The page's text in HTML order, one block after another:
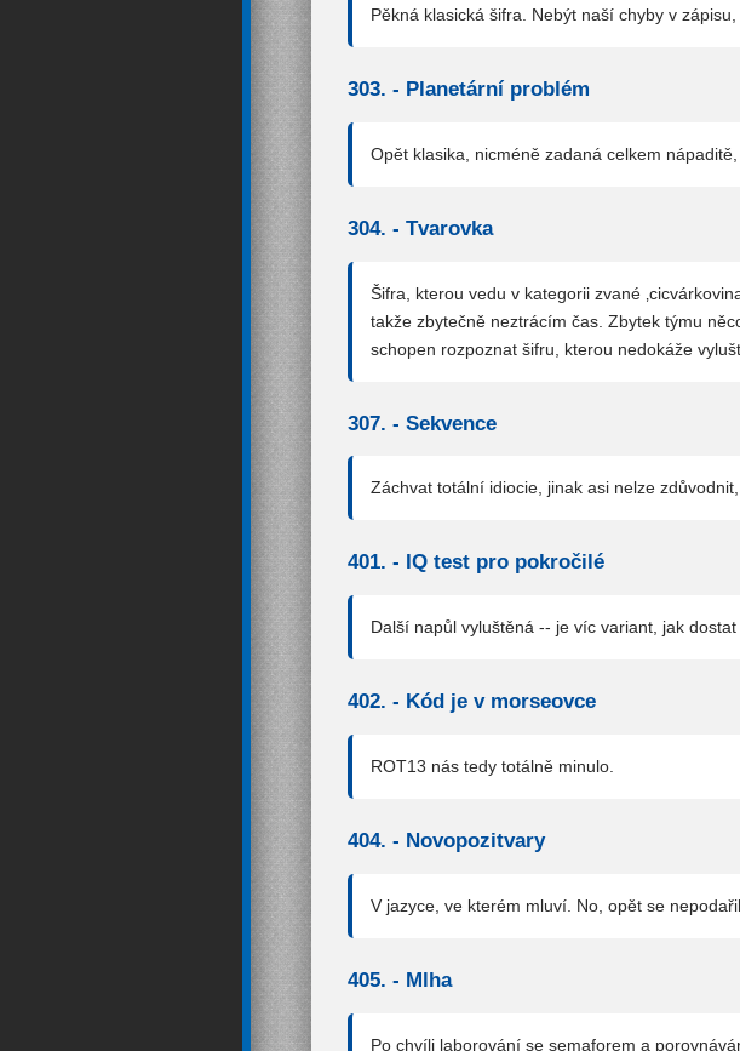
Pěkná klasická šifra. Nebýt naší chyby v
303. - Planetární problém
Opět klasika, nicméně zadaná celkem
304. - Tvarovka
Šifra, kterou vedu v kategorii zvané
takže zbytečně neztrácím čas. Zbytek týmu
schopen rozpoznat šifru, kterou nedokáže
307. - Sekvence
Záchvat totální idiocie, jinak asi nelze
401. - IQ test pro pokročilé
Další napůl vyluštěná -- je víc variant, jak
402. - Kód je v morseovce
ROT13 nás tedy totálně minulo.
404. - Novopozitvary
V jazyce, ve kterém mluví. No, opět se
405. - Mlha
Po chvíli laborování se semaforem a